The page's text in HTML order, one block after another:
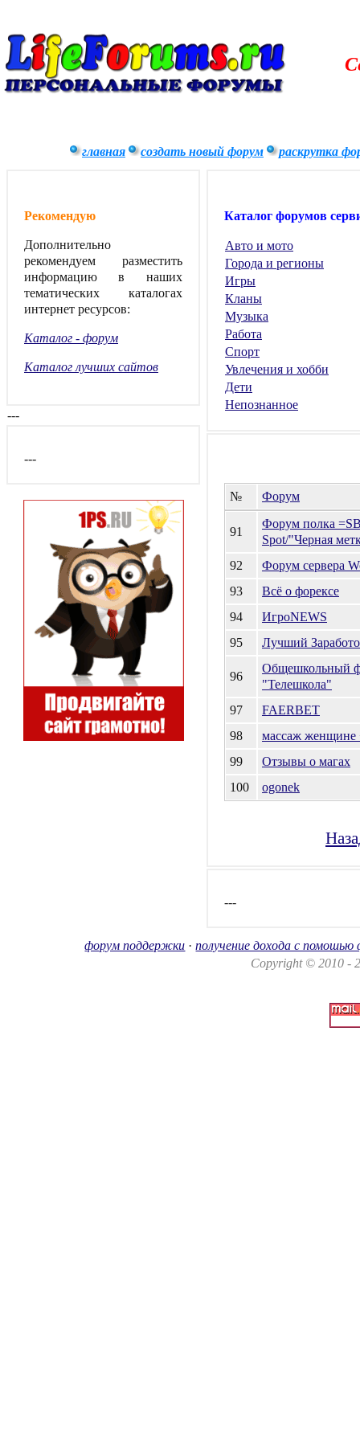
главная создать новый форум раскрутка
Рекомендую
Дополнительно
рекомендуем разместить
информацию в наших
тематических каталогах
интернет ресурсов:
Каталог - форум
Каталог лучших сайтов
---
---
Каталог форумов
Авто и мото
Города и регионы
Игры
Кланы
Музыка
Работа
Спорт
Увлечения и хобби
Дети
Непознанное
№ Форум
91
Форум полка
Spot/"Черная
92
Форум сервера
93
Всё о форексе
94
ИгроNEWS
95
Лучший
96
Общешкольный
"Телешкола"
97
FAERBET
98
массаж женщине
99
Отзывы о магах
100
ogonek
---
форум поддержки ·получение дохода с помошью
Copyright © 2010 -